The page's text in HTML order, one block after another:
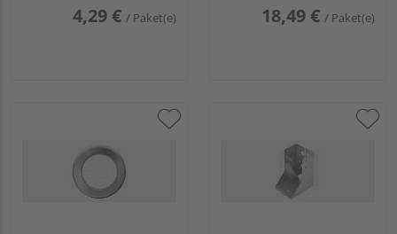
4,29 € / Paket(e) 18,49 € / Paket(e)